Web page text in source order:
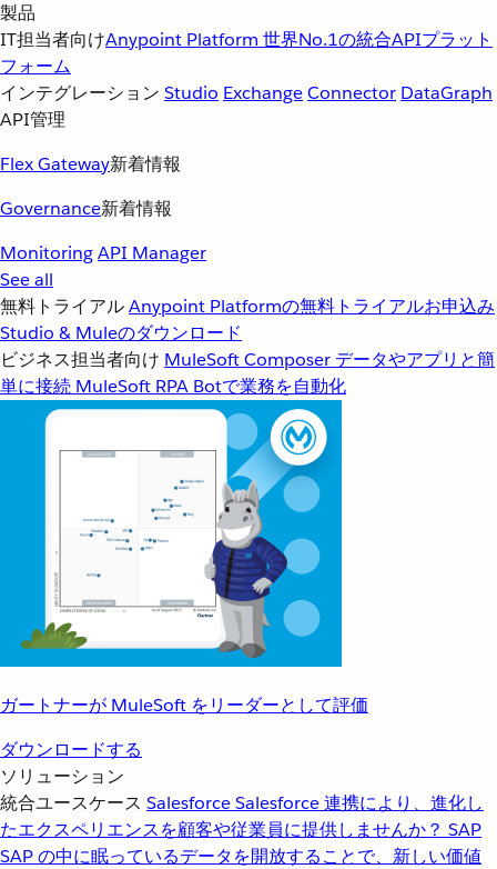
製品
IT担当者向けAnypoint Platform 世界No.1の統合APIプラット
フォーム
インテグレーション Studio ExchangeConnector DataGraph
API管理
Flex Gateway新着情報
Governance新着情報
MonitoringAPI Manager
See all
無料トライアルAnypoint Platformの無料トライアルお申込み
Studio & Muleのダウンロード
ビジネス担当者向け MuleSoft Composer データやアプリと簡
単に接続 MuleSoft RPA Botで業務を自動化
ガートナーが MuleSoft をリーダーとして評価
ダウンロードする
ソリューション
統合ユースケース SalesforceSalesforce 連携により、進化し
たエクスペリエンスを顧客や従業員に提供しませんか？ SAP
SAP の中に眠っているデータを開放することで、新しい価値